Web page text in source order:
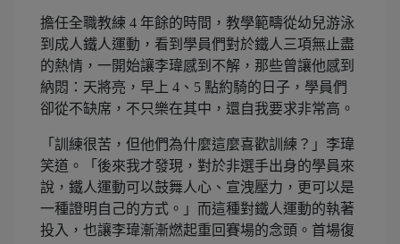
擔任全職教練 4 年餘的時間，教學範疇從幼兒游泳
到成人鐵人運動，看到學員們對於鐵人三項無止盡
的熱情，一開始讓李瑋感到不解，那些曾讓他感到
納悶：天將亮，早上 4、5 點約騎的日子，學員們
卻從不缺席，不只樂在其中，還自我要求非常高。
「訓練很苦，但他們為什麼這麼喜歡訓練？」李瑋
笑道。「後來我才發現，對於非選手出身的學員來
說，鐵人運動可以鼓舞人心、宣洩壓力，更可以是
一種證明自己的方式。」而這種對鐵人運動的執著
投入，也讓李瑋漸漸燃起重回賽場的念頭。首場復